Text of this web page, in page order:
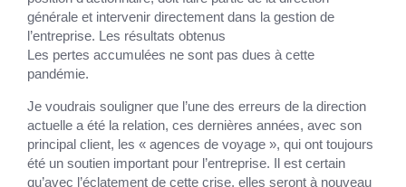
générale et intervenir directement dans la gestion de
l’entreprise. Les résultats obtenus
Les pertes accumulées ne sont pas dues à cette
pandémie.
Je voudrais souligner que l’une des erreurs de la direction
actuelle a été la relation, ces dernières années, avec son
principal client, les « agences de voyage », qui ont toujours
été un soutien important pour l’entreprise. Il est certain
qu’avec l’éclatement de cette crise, elles seront à nouveau